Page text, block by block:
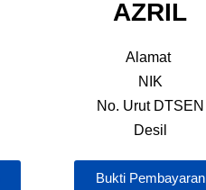
AZRIL
Alamat
NIK
No. Urut DTSEN
Desil
Bukti Pembayaran